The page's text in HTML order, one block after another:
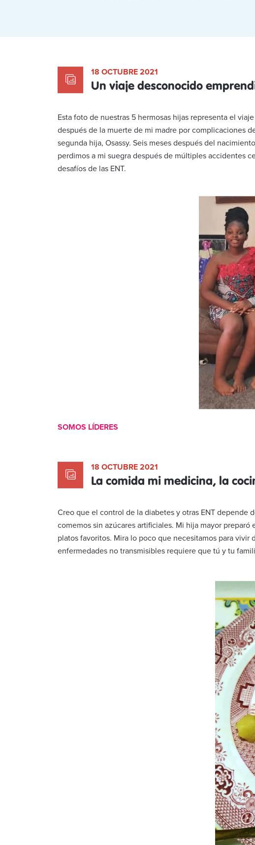
18 OCTUBRE 2021
Un viaje desconocido
Esta foto de nuestras 5 hermosas hijas representa el
después de la muerte de mi madre por complicaciones
segunda hija, Osassy. Seis meses después del
perdimos a mi suegra después de múltiples accidentes
desafíos de las ENT.
SOMOS LÍDERES
18 OCTUBRE 2021
La comida mi medicina, la
Creo que el control de la diabetes y otras ENT depende
comemos sin azúcares artificiales. Mi hija mayor
platos favoritos. Mira lo poco que necesitamos para vivir
enfermedades no transmisibles requiere que tú y tu